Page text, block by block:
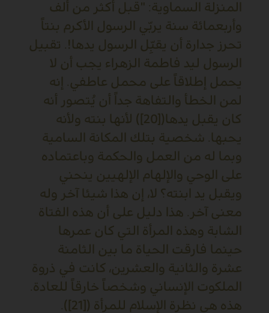
المنزلة السماوية: "قبل أكثر من ألف
وأربعمائة سنة يربّي الرسول الأكرم بنتاً
تحرز جدارة أن يقبِّل الرسول يدها!. تقبيل
الرسول ليد فاطمة الزهراء يجب أن لا
يحمل إطلاقاً على محمل عاطفي. إنه
لمن الخطأ والتفاهة جداً أن يُتصور أنه
كان يقبل يدها([20]) لأنها بنته ولأنه
يحبها. شخصية بتلك المكانة السامية
وبما له من العمل والحكمة وباعتماده
على الوحي والإلهام الإلهيين ينحني
ويقبل يد ابنته؟ لا، إن هذا شيئا آخر وله
معنى آخر. هذا دليل على أن هذه الفتاة
الشابة وهذه المرأة التي كان عمرها
حينما فارقت الحياة ما بين الثامنة
عشرة والثانية والعشرين، كانت في ذروة
الملكوت الإنساني وشخصاً خارقاً للعادة.
هذه هي نظرة الإسلام للمرأة ([21]).